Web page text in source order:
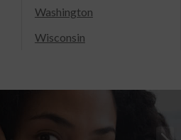
Washington
Wisconsin